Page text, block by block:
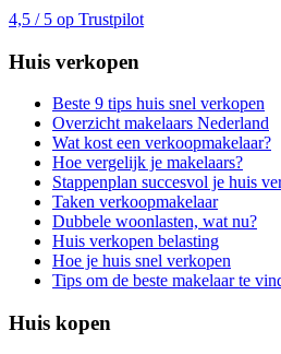
4,5 / 5 op Trustpilot
Huis verkopen
Beste 9 tips huis snel verkopen
Overzicht makelaars Nederland
Wat kost een verkoopmakelaar?
Hoe vergelijk je makelaars?
Stappenplan succesvol je huis
Taken verkoopmakelaar
Dubbele woonlasten, wat nu?
Huis verkopen belasting
Hoe je huis snel verkopen
Tips om de beste makelaar te
Huis kopen